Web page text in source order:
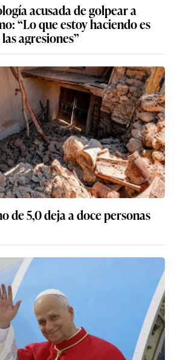
acusada de golpear a
“Lo que estoy haciendo es
agresiones”
de 5,0 deja a doce personas